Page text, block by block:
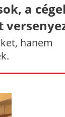
a
hanem